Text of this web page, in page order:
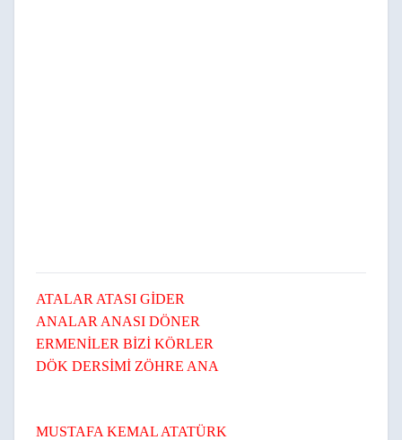
ATALAR ATASI GİDER
ANALAR ANASI DÖNER
ERMENİLER BİZİ KÖRLER
DÖK DERSİMİ ZÖHRE ANA
MUSTAFA KEMAL ATATÜRK